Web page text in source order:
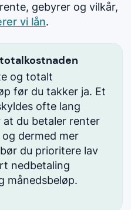
gebyrer og vilkår,
vi lån.
og totalt
før du takker ja. Et
ofte lang
du betaler renter
dermed mer
du prioritere lav
nedbetaling
månedsbeløp.